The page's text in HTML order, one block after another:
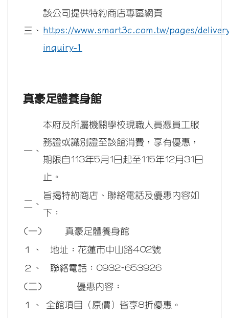
三、
該公司提供特約商店專區網頁
https://www.smart3c.com.tw/pages/
inquiry-1
真豪足體養身館
一、
本府及所屬機關學校現職人員憑員工服
務證或識別證至該館消費，享有優惠，
期限自113年5月1日起至115年12月31日
止。
二、
旨揭特約商店、聯絡電話及優惠內容如
下：
(一)
真豪足體養身館
１、
地址：花蓮市中山路402號
２、
聯絡電話：0932-653926
(二)
優惠內容：
１、
全館項目（原價）皆享8折優惠。